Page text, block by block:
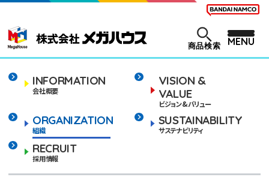
商品検索 MENU
INFORMATION
会社概要
VISION &
VALUE
ビジョン&バリュー
ORGANIZATION
組織
SUSTAINABILITY
サステナビリティ
RECRUIT
採用情報